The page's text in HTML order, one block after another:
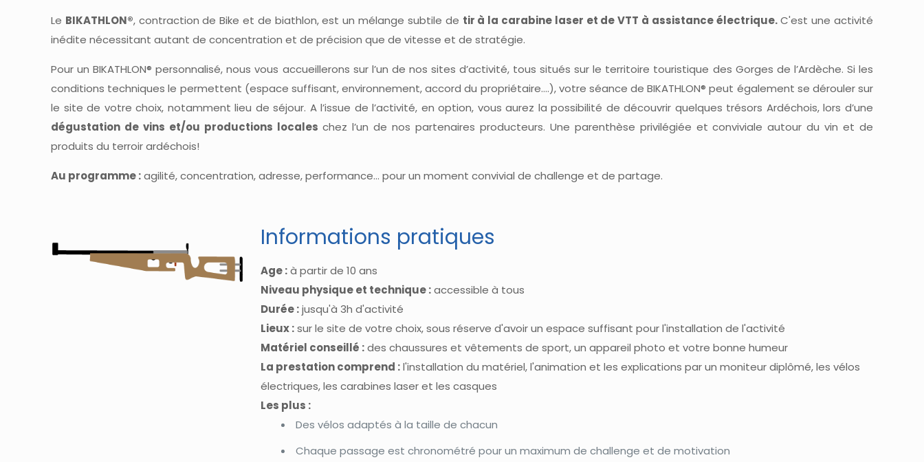
Le BIKATHLON®, contraction de Bike et de biathlon, est un mélange subtile de tir à la carabine laser et de VTT à assistance électrique.C'est une activité
inédite nécessitant autant de concentration et de précision que de vitesse et de stratégie.
Pour un BIKATHLON® personnalisé, nous vous accueillerons sur l’un de nos sites d’activité, tous situés sur le territoire touristique des Gorges de l’Ardèche. Si les
conditions techniques le permettent (espace suffisant, environnement, accord du propriétaire….), votre séance de BIKATHLON® peut également se dérouler sur
le site de votre choix, notamment lieu de séjour. A l’issue de l’activité, en option, vous aurez la possibilité de découvrir quelques trésors Ardéchois, lors d’une
dégustation de vins et/ou productions locales chez l’un de nos partenaires producteurs. Une parenthèse privilégiée et conviviale autour du vin et de
produits du terroir ardéchois!
Au programme :agilité, concentration, adresse, performance… pour un moment convivial de challenge et de partage.
Informations pratiques
Age :à partir de 10 ans
Niveau physique et technique :accessible à tous
Durée :jusqu'à 3h d'activité
Lieux :sur le site de votre choix, sous réserve d'avoir un espace suffisant pour l'installation de l'activité
Matériel conseillé :des chaussures et vêtements de sport, un appareil photo et votre bonne humeur
La prestation comprend :l'installation du matériel, l'animation et les explications par un moniteur diplômé, les vélos
électriques, les carabines laser et les casques
Les plus :
Des vélos adaptés à la taille de chacun
Chaque passage est chronométré pour un maximum de challenge et de motivation